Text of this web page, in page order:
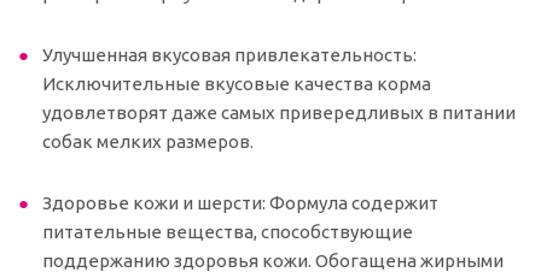
Улучшенная вкусовая привлекательность:
Исключительные вкусовые качества корма
удовлетворят даже самых привередливых в питании
собак мелких размеров.
Здоровье кожи и шерсти: Формула содержит
питательные вещества, способствующие
поддержанию здоровья кожи. Обогащена жирными